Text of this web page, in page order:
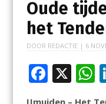
Oude
het
DOOR REDACTIE | 6
F
ac
X